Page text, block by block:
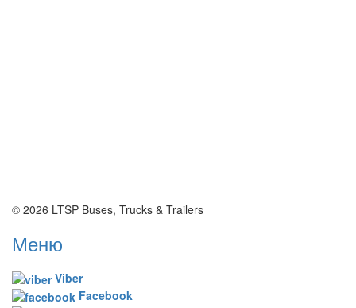
© 2026 LTSP Buses, Trucks & Trailers
Меню
Viber
Facebook